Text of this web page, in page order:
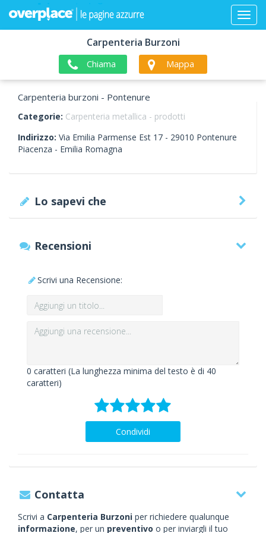
Carpenteria Burzoni
Chiama Mappa
Carpenteria burzoni - Pontenure
Categorie: Carpenteria metallica - prodotti
Indirizzo: Via Emilia Parmense Est 17 - 29010 Pontenure
Piacenza - Emilia Romagna
Lo sapevi che
Recensioni
Scrivi una Recensione:
0 caratteri (La lunghezza minima del testo è di 40
caratteri)
Condividi
Contatta
Scrivi a Carpenteria Burzoni per richiedere qualunque
informazione, per un preventivo o per inviargli il tuo